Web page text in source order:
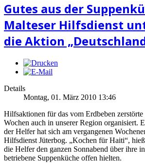
Gutes aus der
Malteser Hilfsdienst
die Aktion
Details
Montag, 01. März 2010 13:46
Hilfsaktionen für das vom Erdbeben
Wochen auch in unserer Region organisiert.
der Helfer hat sich am vergangenen
Hilfsdienst Jüterbog. „Kochen für Haiti“,
die Helfer den ganzen Sonnabend über ihre
betriebene Suppenküche offen hielten.